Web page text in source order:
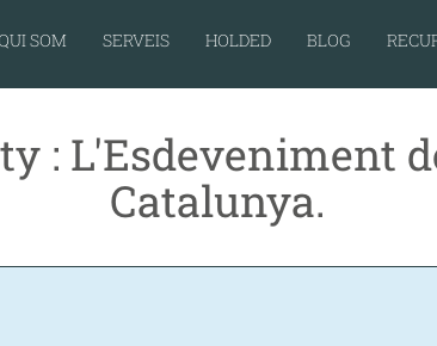
SOM SERVEIS HOLDED BLOG
: L'Esdeveniment
Catalunya.